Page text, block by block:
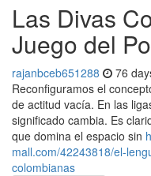
Las Divas
Juego del
rajanbceb651288 76
Reconfiguramos el
de actitud vacía. En las
significado cambia. Es
que domina el espacio sin
mall.com/42243818/el-
colombianas